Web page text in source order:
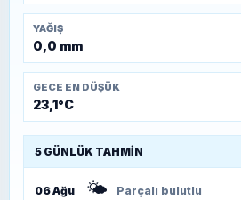
YAĞIŞ
0,0 mm
GECE EN DÜŞÜK
23,1°C
5 GÜNLÜK TAHMIN
06 Ağu 🌤️ Parçalı bulutlu